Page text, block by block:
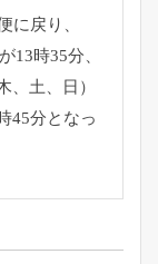
に戻り、
13時35分、
、土、日）
45分となっ